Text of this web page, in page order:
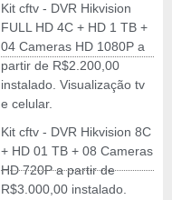
Kit cftv - DVR Hikvision
FULL HD 4C + HD 1 TB +
04 Cameras HD 1080P a
partir de R$2.200,00
instalado. Visualização tv
e celular.
Kit cftv - DVR Hikvision 8C
+ HD 01 TB + 08 Cameras
HD 720P a partir de
R$3.000,00 instalado.